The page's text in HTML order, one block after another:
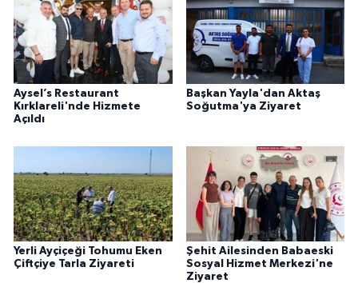
Aysel’s Restaurant
Kırklareli'nde Hizmete
Açıldı
Başkan Yayla'dan Aktaş
Soğutma'ya Ziyaret
Yerli Ayçiçeği Tohumu Eken
Çiftçiye Tarla Ziyareti
Şehit Ailesinden Babaeski
Sosyal Hizmet Merkezi'ne
Ziyaret